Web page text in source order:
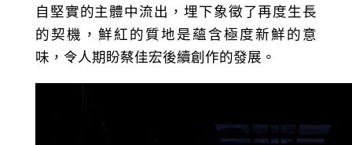
自堅實的主體中流出，埋下象徵了再度生長
的契機，鮮紅的質地是蘊含極度新鮮的意
味，令人期盼蔡佳宏後續創作的發展。